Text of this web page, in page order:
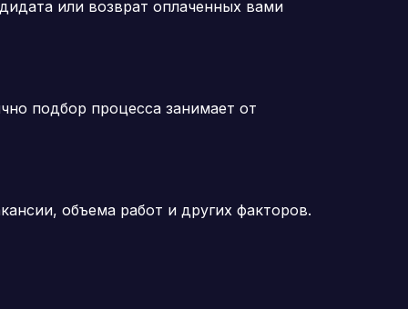
или возврат оплаченных вами
подбор процесса занимает от
объема работ и других факторов.